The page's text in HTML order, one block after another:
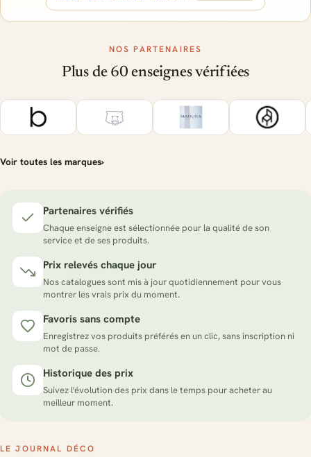
NOS PARTENAIRES
Plus de 60 enseignes vérifiées
Voir toutes les marques›
Partenaires vérifiés
Chaque enseigne est sélectionnée pour la qualité de son
service et de ses produits.
Prix relevés chaque jour
Nos catalogues sont mis à jour quotidiennement pour vous
montrer les vrais prix du moment.
Favoris sans compte
Enregistrez vos produits préférés en un clic, sans inscription ni
mot de passe.
Historique des prix
Suivez l'évolution des prix dans le temps pour acheter au
meilleur moment.
LE JOURNAL DÉCO